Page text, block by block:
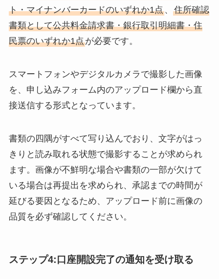
ト・マイナンバーカードのいずれか1点、 住所確認
書類として公共料金請求書・銀行取引明細書・住
民票のいずれか1点が必要です。
スマートフォンやデジタルカメラで撮影した画像
を、申し込みフォーム内のアップロード欄から直
接送信する形式となっています。
書類の四隅がすべて写り込んでおり、文字がはっ
きりと読み取れる状態で撮影することが求められ
ます。画像が不鮮明な場合や書類の一部が欠けて
いる場合は再提出を求められ、承認までの時間が
延びる要因となるため、アップロード前に画像の
品質を必ず確認してください。
ステップ4:口座開設完了の通知を受け取る